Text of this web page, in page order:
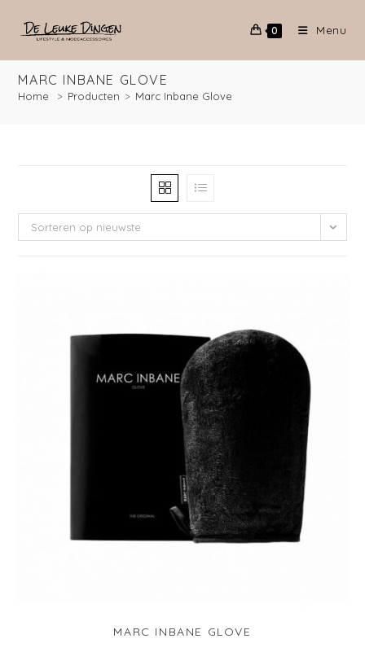
0 Menu
MARC INBANE GLOVE
Home > Producten > Marc Inbane Glove
Sorteren op nieuwste
MARC INBANE GLOVE